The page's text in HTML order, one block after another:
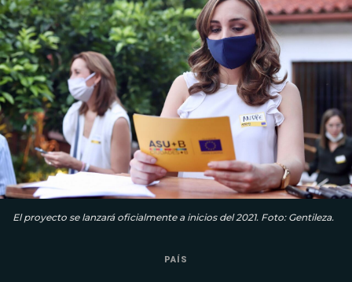
El proyecto se lanzará oficialmente a inicios del 2021. Foto: Gentileza.
PAÍS